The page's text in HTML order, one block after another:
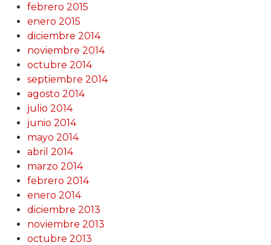
febrero 2015
enero 2015
diciembre 2014
noviembre 2014
octubre 2014
septiembre 2014
agosto 2014
julio 2014
junio 2014
mayo 2014
abril 2014
marzo 2014
febrero 2014
enero 2014
diciembre 2013
noviembre 2013
octubre 2013